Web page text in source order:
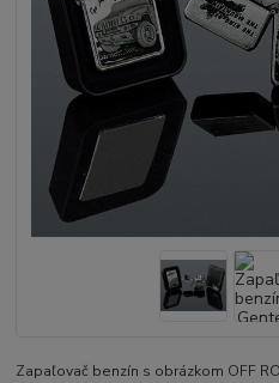
Zapaľovač benzín s obrázkom OFF